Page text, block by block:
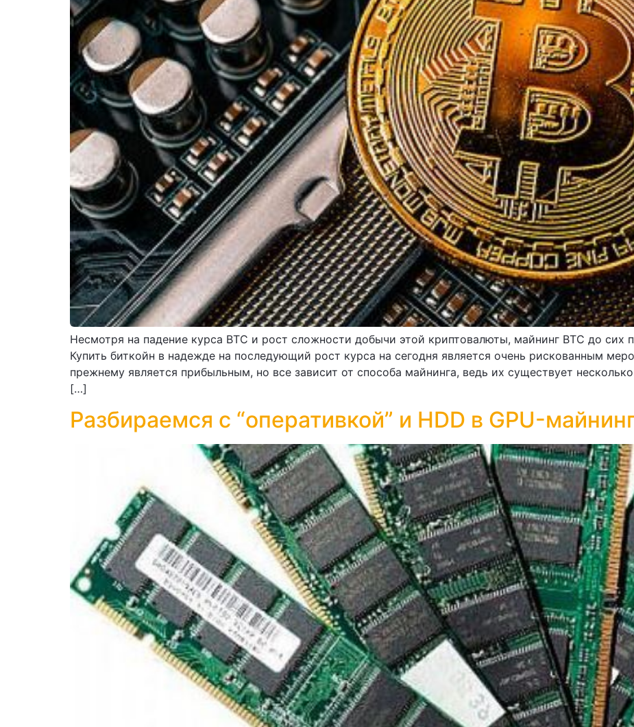
Несмотря на падение курса BTC и рост сложности добычи этой криптовалюты, майнинг BTC до сих
Купить биткойн в надежде на последующий рост курса на сегодня является очень рискованным
прежнему является прибыльным, но все зависит от способа майнинга, ведь их существует
[…]
Разбираемся с “оперативкой” и HDD в GPU-